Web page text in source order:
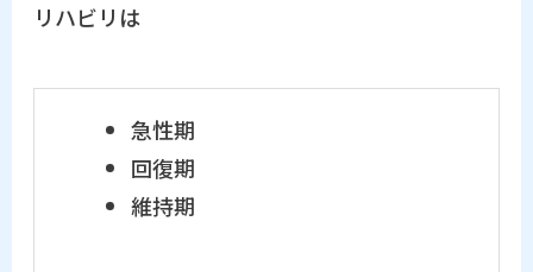
リハビリは
急性期
回復期
維持期